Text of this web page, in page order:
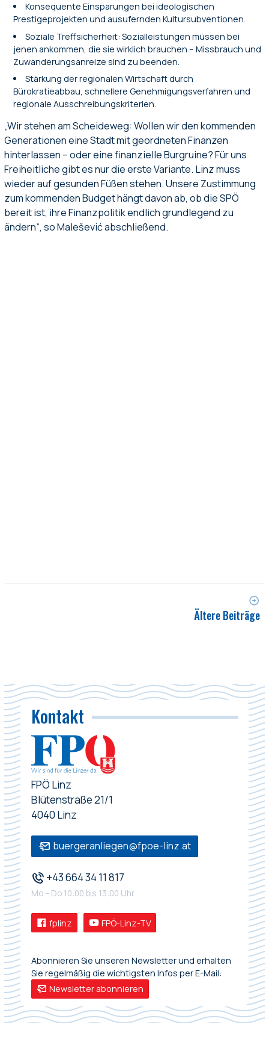
Konsequente Einsparungen bei ideologischen
Prestigeprojekten und ausufernden Kultursubventionen.
Soziale Treffsicherheit: Sozialleistungen müssen bei
jenen ankommen, die sie wirklich brauchen – Missbrauch und
Zuwanderungsanreize sind zu beenden.
Stärkung der regionalen Wirtschaft durch
Bürokratieabbau, schnellere Genehmigungsverfahren und
regionale Ausschreibungskriterien.
„Wir stehen am Scheideweg: Wollen wir den kommenden
Generationen eine Stadt mit geordneten Finanzen
hinterlassen – oder eine finanzielle Burgruine? Für uns
Freiheitliche gibt es nur die erste Variante. Linz muss
wieder auf gesunden Füßen stehen. Unsere Zustimmung
zum kommenden Budget hängt davon ab, ob die SPÖ
bereit ist, ihre Finanzpolitik endlich grundlegend zu
ändern“, so Malešević abschließend.
Ältere Beiträge
Kontakt
FPÖ Linz
Blütenstraße 21/1
4040 Linz
buergeranliegen@fpoe-linz.at
+43 664 34 11 817
Mo – Do 10:00 bis 13:00 Uhr
fplinz FPÖ-Linz-TV
Abonnieren Sie unseren Newsletter und erhalten
Sie regelmäßig die wichtigsten Infos per E-Mail:
Newsletter abonnieren